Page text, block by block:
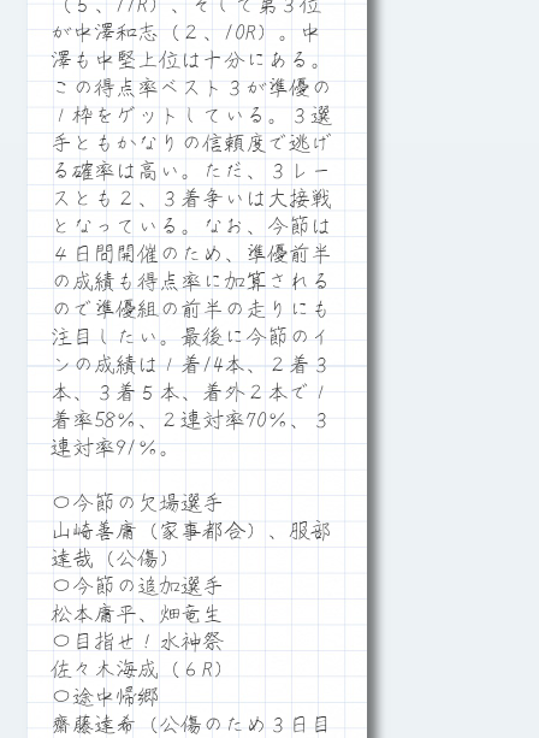
（５、11R）、そして第３位
が中澤和志（２、10R）。中
澤も中堅上位は十分にある。
この得点率ベスト３が準優の
１枠をゲットしている。３選
手ともかなりの信頼度で逃げ
る確率は高い。ただ、３レー
スとも２、３着争いは大接戦
となっている。なお、今節は
４日間開催のため、準優前半
の成績も得点率に加算される
ので準優組の前半の走りにも
注目したい。最後に今節のイ
ンの成績は１着14本、２着３
本、３着５本、着外２本で１
着率58％、２連対率70％、３
連対率91％。
〇今節の欠場選手
山崎善庸（家事都合）、服部
達哉（公傷）
〇今節の追加選手
松本庸平、畑竜生
〇目指せ！水神祭
佐々木海成（６R）
〇途中帰郷
齋藤達希（公傷のため３日目